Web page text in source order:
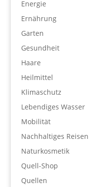
Energie
Ernährung
Garten
Gesundheit
Haare
Heilmittel
Klimaschutz
Lebendiges Wasser
Mobilität
Nachhaltiges Reisen
Naturkosmetik
Quell-Shop
Quellen